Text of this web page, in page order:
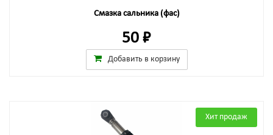
Смазка сальника (фас)
50 ₽
Добавить в корзину
Хит продаж